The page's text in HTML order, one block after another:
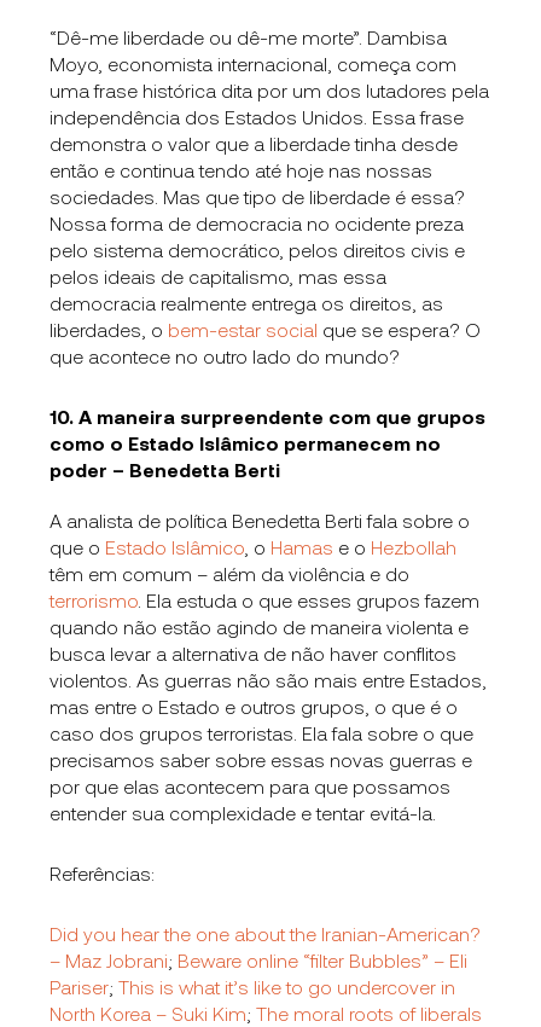
“Dê-me liberdade ou dê-me morte”. Dambisa
Moyo, economista internacional, começa com
uma frase histórica dita por um dos lutadores pela
independência dos Estados Unidos. Essa frase
demonstra o valor que a liberdade tinha desde
então e continua tendo até hoje nas nossas
sociedades. Mas que tipo de liberdade é essa?
Nossa forma de democracia no ocidente preza
pelo sistema democrático, pelos direitos civis e
pelos ideais de capitalismo, mas essa
democracia realmente entrega os direitos, as
liberdades, o bem-estar social que se espera? O
que acontece no outro lado do mundo?
10. A maneira surpreendente com que grupos
como o Estado Islâmico permanecem no
poder – Benedetta Berti
A analista de política Benedetta Berti fala sobre o
que o Estado Islâmico , o Hamas e o Hezbollah
têm em comum – além da violência e do
terrorismo . Ela estuda o que esses grupos fazem
quando não estão agindo de maneira violenta e
busca levar a alternativa de não haver conflitos
violentos. As guerras não são mais entre Estados,
mas entre o Estado e outros grupos, o que é o
caso dos grupos terroristas. Ela fala sobre o que
precisamos saber sobre essas novas guerras e
por que elas acontecem para que possamos
entender sua complexidade e tentar evitá-la.
Referências:
Did you hear the one about the Iranian-American?
– Maz Jobrani; Beware online “filter Bubbles” – Eli
Pariser; This is what it’s like to go undercover in
North Korea – Suki Kim; The moral roots of liberals